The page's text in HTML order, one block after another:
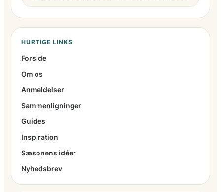
HURTIGE LINKS
Forside
Om os
Anmeldelser
Sammenligninger
Guides
Inspiration
Sæsonens idéer
Nyhedsbrev